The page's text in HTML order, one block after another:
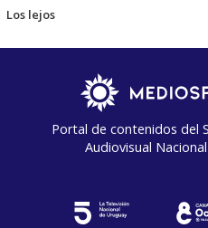
Los lejos
Portal de contenidos del
Audiovisual